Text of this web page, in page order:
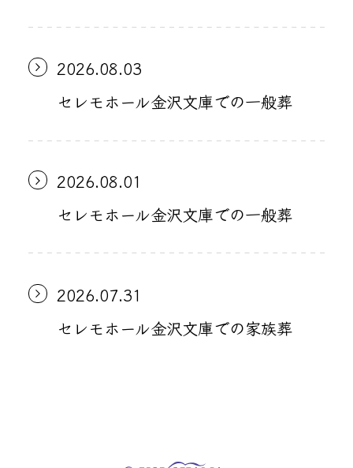
2026.08.03
セレモホール金沢文庫での一般葬
2026.08.01
セレモホール金沢文庫での一般葬
2026.07.31
セレモホール金沢文庫での家族葬